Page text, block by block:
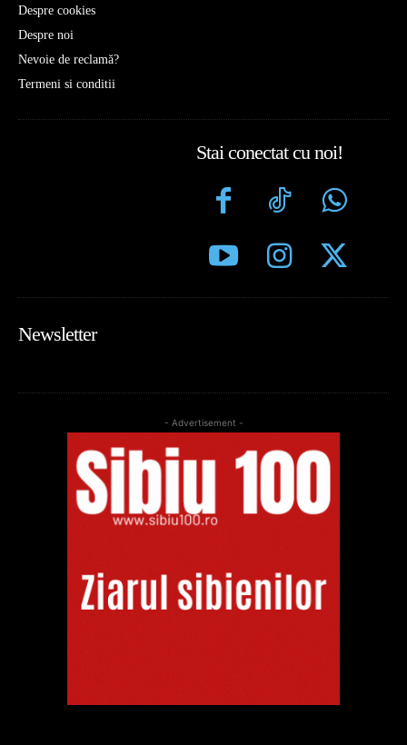
Despre cookies
Despre noi
Nevoie de reclamă?
Termeni si conditii
Stai conectat cu noi!
Newsletter
- Advertisement -